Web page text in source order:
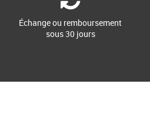
Échange ou remboursement
sous 30 jours